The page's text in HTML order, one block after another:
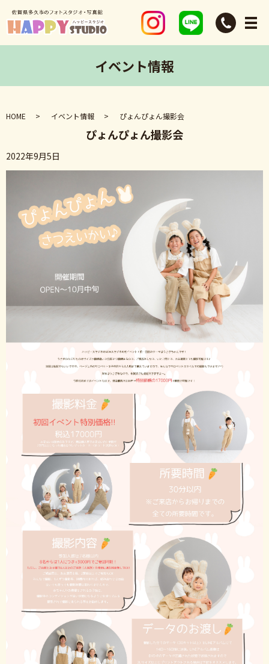
イベント情報
HOME イベント情報 ぴょんぴょん撮影会
ぴょんぴょん撮影会
2022年9月5日